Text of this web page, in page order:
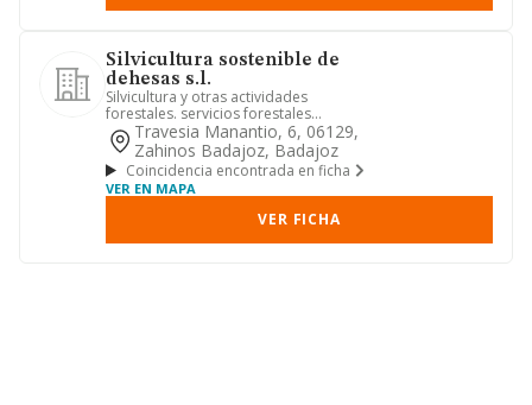
Silvicultura sostenible de
dehesas s.l.
Silvicultura y otras actividades
forestales. servicios forestales
generales
Travesia Manantio, 6, 06129,
Zahinos Badajoz, Badajoz
Coincidencia encontrada en ficha
VER EN MAPA
VER FICHA